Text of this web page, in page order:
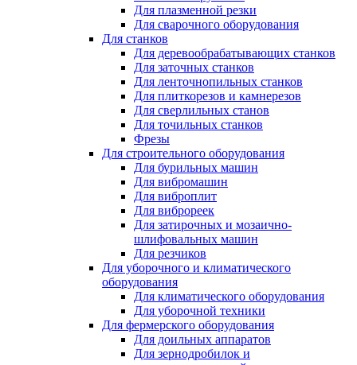
Для плазменной резки
Для сварочного оборудования
Для станков
Для деревообрабатывающих станков
Для заточных станков
Для ленточнопильных станков
Для плиткорезов и камнерезов
Для сверлильных станов
Для точильных станков
Фрезы
Для строительного оборудования
Для бурильных машин
Для вибромашин
Для виброплит
Для виброреек
Для затирочных и мозаично-
шлифовальных машин
Для резчиков
Для уборочного и климатического
оборудования
Для климатического оборудования
Для уборочной техники
Для фермерского оборудования
Для доильных аппаратов
Для зернодробилок и